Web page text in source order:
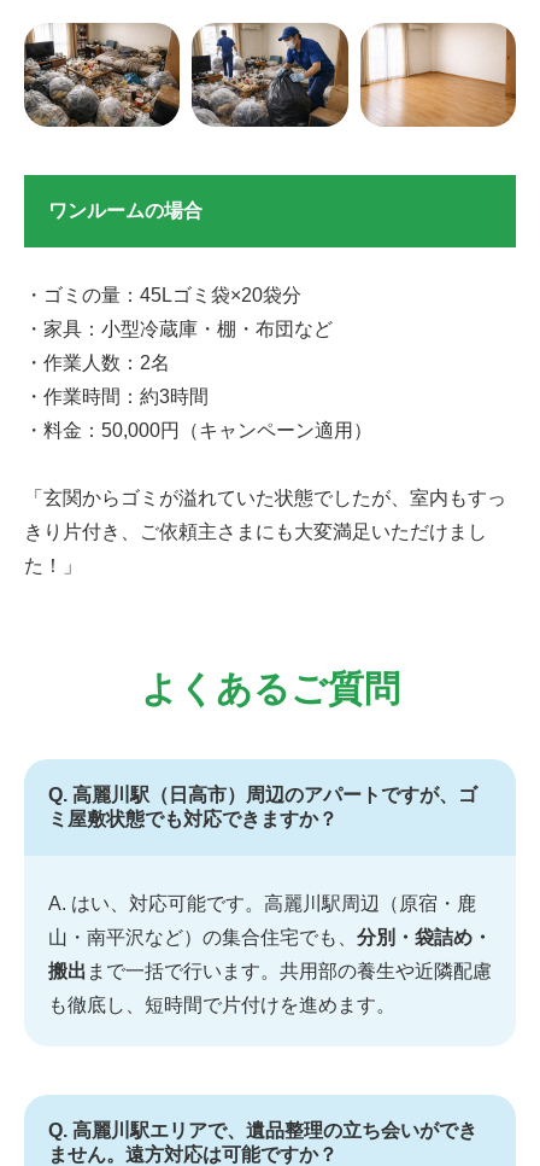
ワンルームの場合
・ゴミの量：45Lゴミ袋×20袋分
・家具：小型冷蔵庫・棚・布団など
・作業人数：2名
・作業時間：約3時間
・料金：50,000円（キャンペーン適用）
「玄関からゴミが溢れていた状態でしたが、室内もすっ
きり片付き、ご依頼主さまにも大変満足いただけまし
た！」
よくあるご質問
Q. 高麗川駅（日高市）周辺のアパートですが、ゴ
ミ屋敷状態でも対応できますか？
A. はい、対応可能です。高麗川駅周辺（原宿・鹿
山・南平沢など）の集合住宅でも、 分別・袋詰め・
搬出 まで一括で行います。共用部の養生や近隣配慮
も徹底し、短時間で片付けを進めます。
Q. 高麗川駅エリアで、遺品整理の立ち会いができ
ません。遠方対応は可能ですか？